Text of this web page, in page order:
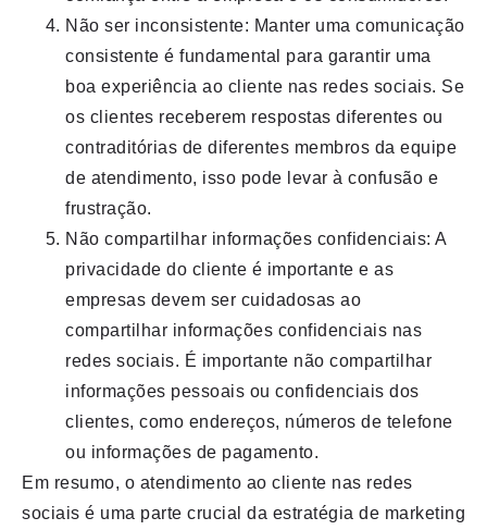
Não ser inconsistente: Manter uma comunicação
consistente é fundamental para garantir uma
boa experiência ao cliente nas redes sociais. Se
os clientes receberem respostas diferentes ou
contraditórias de diferentes membros da equipe
de atendimento, isso pode levar à confusão e
frustração.
Não compartilhar informações confidenciais: A
privacidade do cliente é importante e as
empresas devem ser cuidadosas ao
compartilhar informações confidenciais nas
redes sociais. É importante não compartilhar
informações pessoais ou confidenciais dos
clientes, como endereços, números de telefone
ou informações de pagamento.
Em resumo, o atendimento ao cliente nas redes
sociais é uma parte crucial da estratégia de marketing